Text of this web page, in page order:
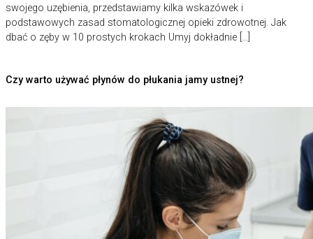
swojego uzębienia, przedstawiamy kilka wskazówek i
podstawowych zasad stomatologicznej opieki zdrowotnej. Jak
dbać o zęby w 10 prostych krokach Umyj dokładnie […]
Czy warto używać płynów do płukania jamy ustnej?